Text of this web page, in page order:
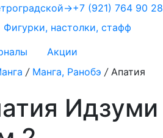
+7 (921) 764 90 28
→
Фигурки, настолки, стафф
Акции
/ Манга, Ранобэ / Апатия
Идзуми